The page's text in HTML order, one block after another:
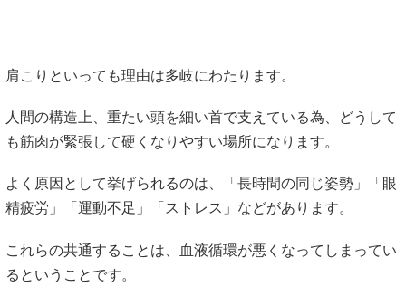
肩こりといっても理由は多岐にわたります。
人間の構造上、重たい頭を細い首で支えている為、どうして
も筋肉が緊張して硬くなりやすい場所になります。
よく原因として挙げられるのは、「長時間の同じ姿勢」「眼
精疲労」「運動不足」「ストレス」などがあります。
これらの共通することは、血液循環が悪くなってしまってい
るということです。